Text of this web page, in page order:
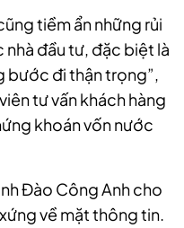
tiềm ẩn những rủi
nhà đầu tư, đặc biệt là
bước đi thận trọng”,
tư vấn khách hàng
khoán vốn nước
Đào Công Anh cho
về mặt thông tin.